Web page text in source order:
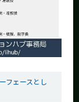
フェースとし